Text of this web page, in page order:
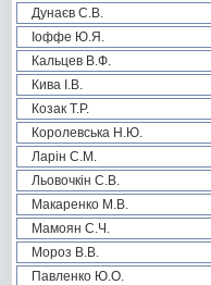
Дунаєв С.В.
Іоффе Ю.Я.
Кальцев В.Ф.
Кива І.В.
Козак Т.Р.
Королевська Н.Ю.
Ларін С.М.
Льовочкін С.В.
Макаренко М.В.
Мамоян С.Ч.
Мороз В.В.
Павленко Ю.О.